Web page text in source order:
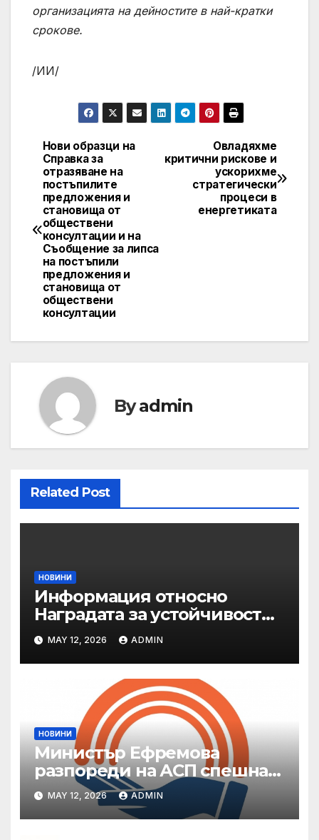
организацията на дейностите в най-кратки
срокове.
/ИИ/
Post
navigation
Овладяхме
критични рискове и
ускорихме
стратегически
процеси в
енергетиката
Нови образци на
Справка за
отразяване на
постъпилите
предложения и
становища от
обществени
консултации и на
Съобщение за липса
на постъпили
предложения и
становища от
обществени
консултации
Byadmin
Related Post
НОВИНИ
Информация относно
Наградата за устойчивост
на ОАЕ „Зайед“
MAY 12, 2026 ADMIN
НОВИНИ
Министър Ефремова
разпореди на АСП спешна
готовност за оказване на
подкрепа на пострадали от
валежи и градушки
MAY 12, 2026 ADMIN